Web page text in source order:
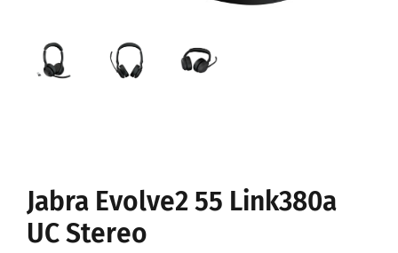
Jabra Evolve2 55 Link380a
UC Stereo